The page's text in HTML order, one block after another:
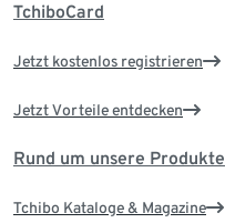
TchiboCard
Jetzt kostenlos registrieren
Jetzt Vorteile entdecken
Rund um unsere Produkte
Tchibo Kataloge & Magazine